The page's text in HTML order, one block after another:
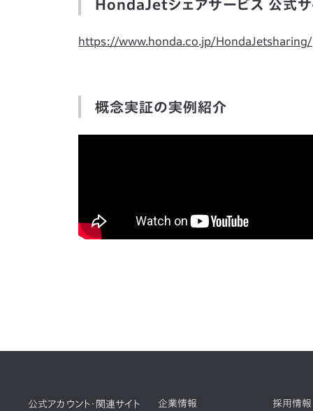
HondaJetシェアサービス 公式サ
https://www.honda.co.jp/HondaJetsharing/
概念実証の実例紹介
公式アカウント・関連サイト
企業情報
採用情報